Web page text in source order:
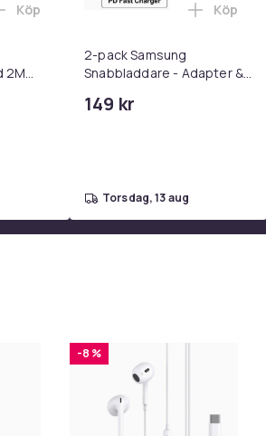
- Adapter + Kabel 25W
2M
Lägg till iPhone 17 / 16 / 15
Köp
2-pack Samsung
Snabbladdare - Adapter &
149 kr
Lägg
Köp
torsdag, 13 aug
-8 %